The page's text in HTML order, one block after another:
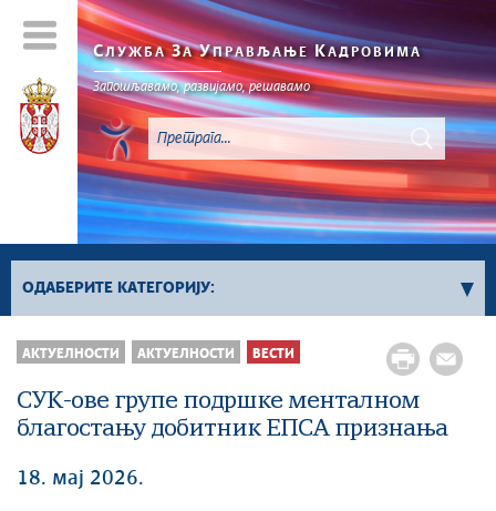
СЛУЖБА ЗАУПРАВЉАЊЕ КАДРОВИМА
Запошљавамо, развијамо, решавамо
ОДАБЕРИТЕ КАТЕГОРИЈУ:
Вести
Вести о објављеним конкурсима за
извршилачка радна места
Фото галерија
АКТУЕЛНОСТИ АКТУЕЛНОСТИ ВЕСТИ
СУК-ове групе подршке менталном
благостању добитник ЕПСА признања
18. мај 2026.